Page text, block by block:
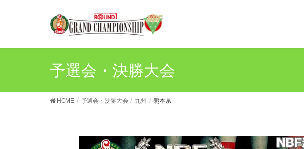
予選会・決勝大会
HOME 予選会・決勝大会 九州 熊本県